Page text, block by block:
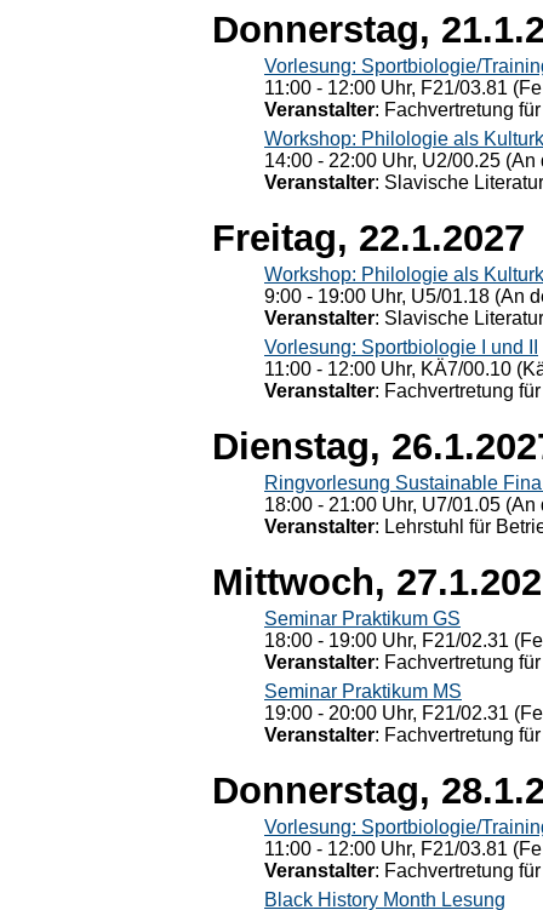
Donnerstag,
Vorlesung: Sportbiologie/
11:00 - 12:00 Uhr, F21/03.81
Veranstalter: Fachvertretung
Workshop: Philologie als
14:00 - 22:00 Uhr, U2/00.25
Veranstalter: Slavische
Freitag, 22.1.2027
Workshop: Philologie als
9:00 - 19:00 Uhr, U5/01.18 (An
Veranstalter: Slavische
Vorlesung: Sportbiologie I und II
11:00 - 12:00 Uhr, KÄ7/00.10
Veranstalter: Fachvertretung
Dienstag,
Ringvorlesung Sustainable
18:00 - 21:00 Uhr, U7/01.05
Veranstalter: Lehrstuhl für
Mittwoch,
Seminar Praktikum GS
18:00 - 19:00 Uhr, F21/02.31
Veranstalter: Fachvertretung
Seminar Praktikum MS
19:00 - 20:00 Uhr, F21/02.31
Veranstalter: Fachvertretung
Donnerstag,
Vorlesung: Sportbiologie/
11:00 - 12:00 Uhr, F21/03.81
Veranstalter: Fachvertretung
Black History Month Lesung